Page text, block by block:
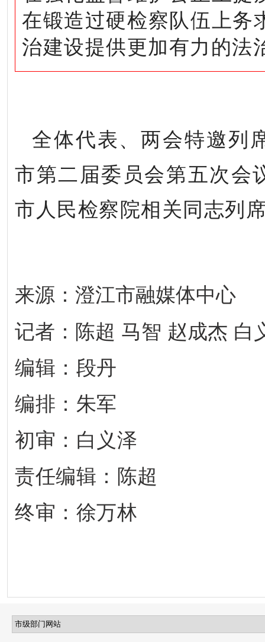
在锻造过硬检察队伍上务
治建设提供更加有力的法
全体代表、两会特邀列
市第二届委员会第五次会
市人民检察院相关同志列
来源：澄江市融媒体中心
记者： 陈超 马智 赵成杰 白
编辑：段丹
编排：朱军
初审：白义泽
责任编辑：陈超
终审：徐万林